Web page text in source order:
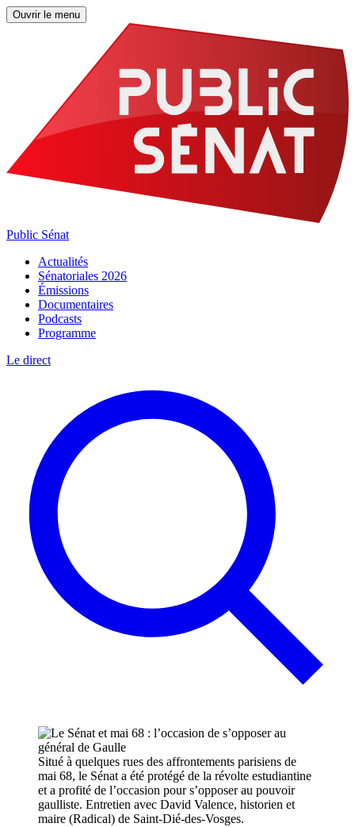
Ouvrir le menu
Public Sénat
Actualités
Sénatoriales 2026
Émissions
Documentaires
Podcasts
Programme
Le direct
Situé à quelques rues des affrontements parisiens de
mai 68, le Sénat a été protégé de la révolte estudiantine
et a profité de l’occasion pour s’opposer au pouvoir
gaulliste. Entretien avec David Valence, historien et
maire (Radical) de Saint-Dié-des-Vosges.